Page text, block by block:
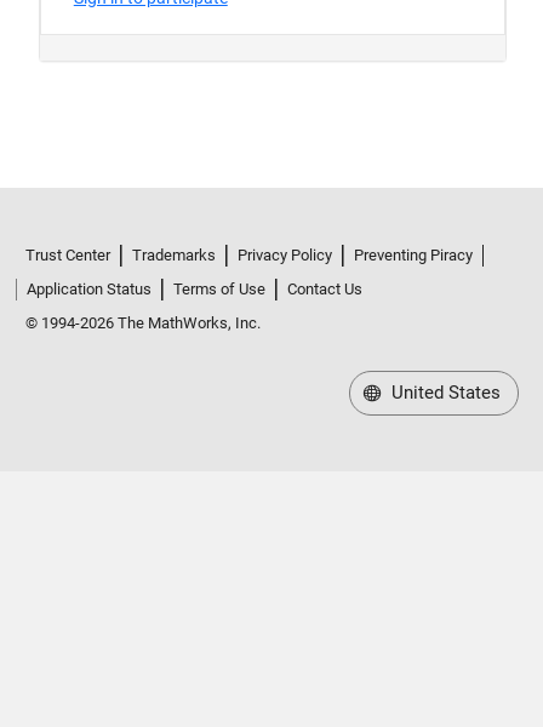
Trust Center Trademarks Privacy Policy
Preventing Piracy
Application Status
Terms of Use
Contact Us
© 1994-2026 The MathWorks, Inc.
United States